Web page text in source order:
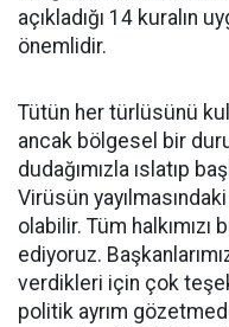
açıkladığı 14 kuralın
önemlidir.
Tütün her türlüsünü
ancak bölgesel bir
dudağımızla ıslatıp
Virüsün
olabilir. Tüm
ediyoruz.
verdikleri için çok
politik ayrım